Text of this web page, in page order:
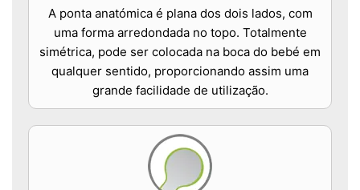
A ponta anatómica é plana dos dois lados, com
uma forma arredondada no topo. Totalmente
simétrica, pode ser colocada na boca do bebé em
qualquer sentido, proporcionando assim uma
grande facilidade de utilização.